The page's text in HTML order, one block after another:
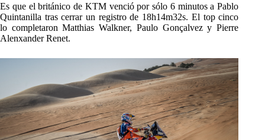
Es que el británico de KTM venció por sólo 6 minutos a Pablo
Quintanilla tras cerrar un registro de 18h14m32s. El top cinco
lo completaron Matthias Walkner, Paulo Gonçalvez y Pierre
Alenxander Renet.